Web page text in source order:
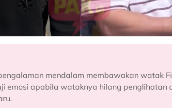
mendalam membawakan watak
emosi apabila wataknya hilang penglihatan